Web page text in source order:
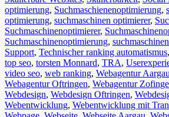
optimierung, Suchmaschienenoptimierung,
optimierung, suchmaschinen optimierer,
Suchmaschinenoptimierer,
Suchmaschinenoptimierung,
Support, Technischer ranking automatismus,
top seo, torsten Monnard, TRA,
video seo, web ranking, Webagentur Aargau
Webagentur Oftringen, Webagentur
Webdesign, Webdesign Oftringen,
Webentwicklung, Webentwicklung mit